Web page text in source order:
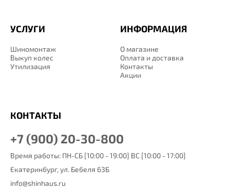
ИНФОРМАЦИЯ
О магазине
Оплата и доставка
Контакты
Акции
УСЛУГИ
Шиномонтаж
Выкуп колес
Утилизация
КОНТАКТЫ
+7 (900) 20-30-800
Время работы: ПН-СБ [10:00 - 19:00] ВС [10:00 - 17:00]
Екатеринбург, ул. Бебеля 63Б
info@shinhaus.ru